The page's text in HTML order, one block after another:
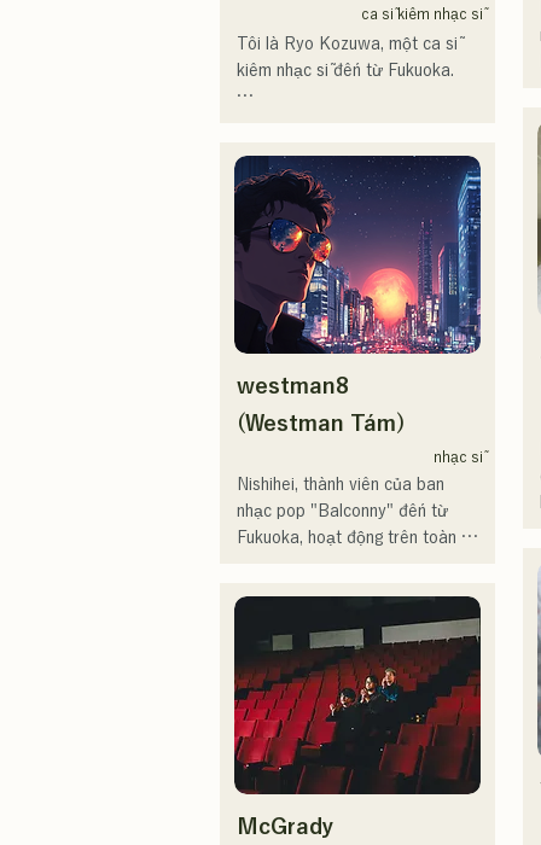
スを中心にパフォーマンスをし
ている。
ca sĩ kiêm nhạc sĩ
Tôi là Ryo Kozuwa, một ca sĩ
kiêm nhạc sĩ đến từ Fukuoka.
phố, trên TikTok và tại các sự
kiện!
Tôi yêu âm nhạc từ khi còn nhỏ.
Sau khi vào trung học, tôi bắt
đầu hát trước mọi người và
Tôi hy vọng sẽ tạo ra âm nhạc
・Giải thưởng lớn của
CampusCollection 2022
・Bài hát gốc "Pudding" của tôi
mở đầu cho Đài phát thanh KBC
vào năm 2024.
Tôi dự kiến sẽ xuất hiện tại sự
kiện Charity Musicthon tại
Daimaru Passage Plaza vào
ngày 24 tháng 12 năm 2024.
westman8
(Westman Tám)
nhạc sĩ
Nishihei, thành viên của ban
nhạc pop "Balconny" đến từ
Fukuoka, hoạt động trên toàn
danh mới "westman8". Anh sáng
tác và phân phối nhạc bằng công
nghệ trí tuệ nhân tạo (AI) tạo
nhạc.
Anh đã phát hành ba mini-album
liên tiếp vào tháng 2 năm 2025,
và "Gift", trích từ mini-album đầu
vol.1", đã được chọn phát liên
McGrady